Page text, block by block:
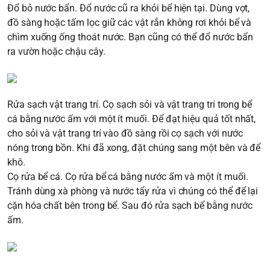
Đổ bỏ nước bẩn. Đổ nước cũ ra khỏi bể hiện tại. Dùng vợt,
đồ sàng hoặc tấm lọc giữ các vật rắn không rơi khỏi bể và
chìm xuống ống thoát nước. Bạn cũng có thể đổ nước bẩn
ra vườn hoặc chậu cây.
Rửa sạch vật trang trí. Cọ sạch sỏi và vật trang trí trong bể
cá bằng nước ấm với một ít muối. Để đạt hiệu quả tốt nhất,
cho sỏi và vật trang trí vào đồ sàng rồi cọ sạch với nước
nóng trong bồn. Khi đã xong, đặt chúng sang một bên và để
khô.
Cọ rửa bể cá. Cọ rửa bể cá bằng nước ấm và một ít muối.
Tránh dùng xà phòng và nước tẩy rửa vì chúng có thể để lại
cặn hóa chất bên trong bể. Sau đó rửa sạch bể bằng nước
ấm.